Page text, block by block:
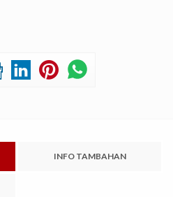
INFO TAMBAHAN